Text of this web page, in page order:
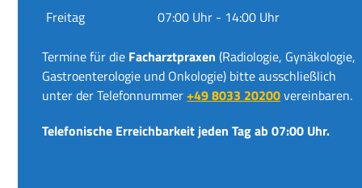
Freitag
07:00 Uhr - 14:00 Uhr
Termine für die Facharztpraxen (Radiologie, Gynäkologie,
Gastroenterologie und Onkologie) bitte ausschließlich
unter der Telefonnummer+49 8033 20200vereinbaren.
Telefonische Erreichbarkeit jeden Tag ab 07:00 Uhr.